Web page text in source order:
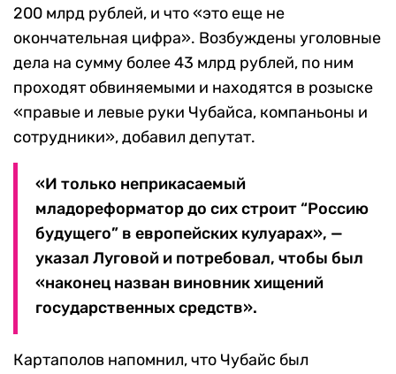
200 млрд рублей, и что «это еще не
окончательная цифра». Возбуждены уголовные
дела на сумму более 43 млрд рублей, по ним
проходят обвиняемыми и находятся в розыске
«правые и левые руки Чубайса, компаньоны и
сотрудники», добавил депутат.
«И только неприкасаемый
младореформатор до сих строит “Россию
будущего” в европейских кулуарах», —
указал Луговой и потребовал, чтобы был
«наконец назван виновник хищений
государственных средств».
Картаполов напомнил, что Чубайс был